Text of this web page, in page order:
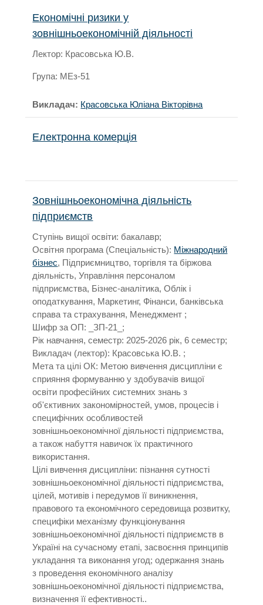
Економічні ризики у
зовнішньоекономічній діяльності
Лектор: Красовська Ю.В.
Група: МЕз-51
Викладач: Красовська Юліана Вікторівна
Електронна комерція
Зовнішньоекономічна діяльність
підприємств
Ступінь вищої освіти: бакалавр;
Освітня програма (Спеціальність): Міжнародний
бізнес, Підприємництво, торгівля та біржова
діяльність, Управління персоналом
підприємства, Бізнес-аналітика, Облік і
оподаткування, Маркетинг, Фінанси, банківська
справа та страхування, Менеджмент ;
Шифр за ОП: _ЗП-21_;
Рік навчання, семестр: 2025-2026 рік, 6 семестр;
Викладач (лектор): Красовська Ю.В. ;
Мета та цілі ОК: Метою вивчення дисципліни є
сприяння формуванню у здобувачів вищої
освіти професійних системних знань з
об'єктивних закономірностей, умов, процесів і
специфічних особливостей
зовнішньоекономічної діяльності підприємства,
а також набуття навичок їх практичного
використання.
Цілі вивчення дисципліни: пізнання сутності
зовнішньоекономічної діяльності підприємства,
цілей, мотивів і передумов її виникнення,
правового та економічного середовища розвитку,
специфіки механізму функціонування
зовнішньоекономічної діяльності підприємств в
Україні на сучасному етапі, засвоєння принципів
укладання та виконання угод; одержання знань
з проведення економічного аналізу
зовнішньоекономічної діяльності підприємства,
визначення її ефективності..